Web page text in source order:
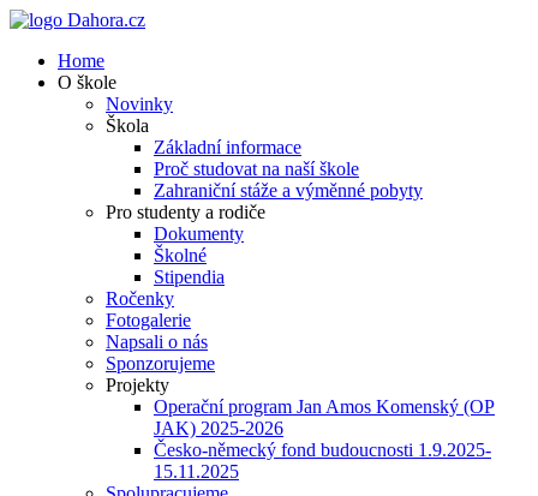
Home
O škole
Novinky
Škola
Základní informace
Proč studovat na naší škole
Zahraniční stáže a výměnné pobyty
Pro studenty a rodiče
Dokumenty
Školné
Stipendia
Ročenky
Fotogalerie
Napsali o nás
Sponzorujeme
Projekty
Operační program Jan Amos Komenský (OP
JAK) 2025-2026
Česko-německý fond budoucnosti 1.9.2025-
15.11.2025